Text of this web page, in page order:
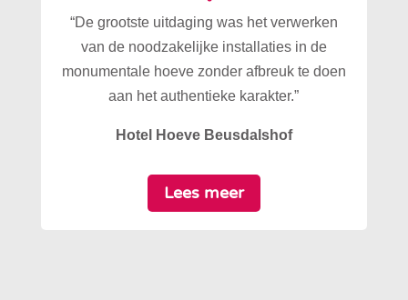
“De grootste uitdaging was het verwerken
van de noodzakelijke installaties in de
monumentale hoeve zonder afbreuk te doen
aan het authentieke karakter.”
Hotel Hoeve Beusdalshof
Lees meer